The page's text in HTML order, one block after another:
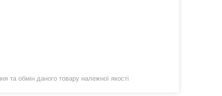
та обмін даного товару належної якості